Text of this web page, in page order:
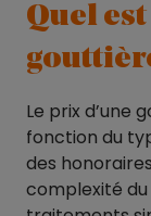
Quel
Le prix d’une
fonction du
des
complexité